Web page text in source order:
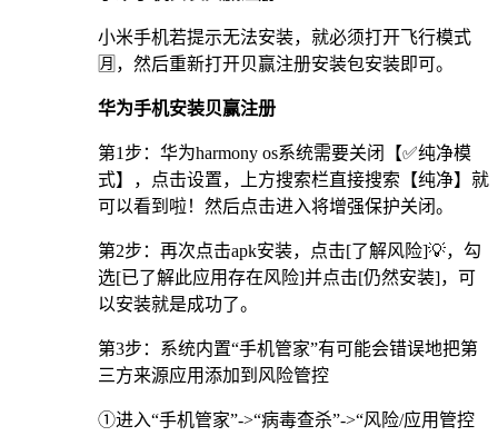
小米手机若提示无法安装，就必须打开飞行模式
🈷，然后重新打开贝赢注册安装包安装即可。
华为手机安装贝赢注册
第1步：华为harmony os系统需要关闭【✅纯净模
式】，点击设置，上方搜索栏直接搜索【纯净】就
可以看到啦！然后点击进入将增强保护关闭。
第2步：再次点击apk安装，点击[了解风险]💡，勾
选[已了解此应用存在风险]并点击[仍然安装]，可
以安装就是成功了。
第3步：系统内置“手机管家”有可能会错误地把第
三方来源应用添加到风险管控
①进入“手机管家”->“病毒查杀”->“风险/应用管控